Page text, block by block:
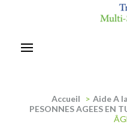
Accueil > Aide A
PESONNES AGEES EN